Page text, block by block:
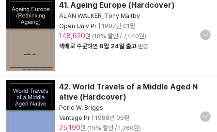
41. Ageing Europe (Hardcover)
ALAN WALKER Tony Maltby
Open Univ Pr
1997년 01월
148,620원 (18% 할인 / 7,440원)
택배로 주문하면 8월 24일 출고 변경
42. World Travels of a Middle Aged N
ative (Hardcover)
Perle W. Briggs
Vantage Pr
1988년 06월
25,190원 (18% 할인 / 1,260원)